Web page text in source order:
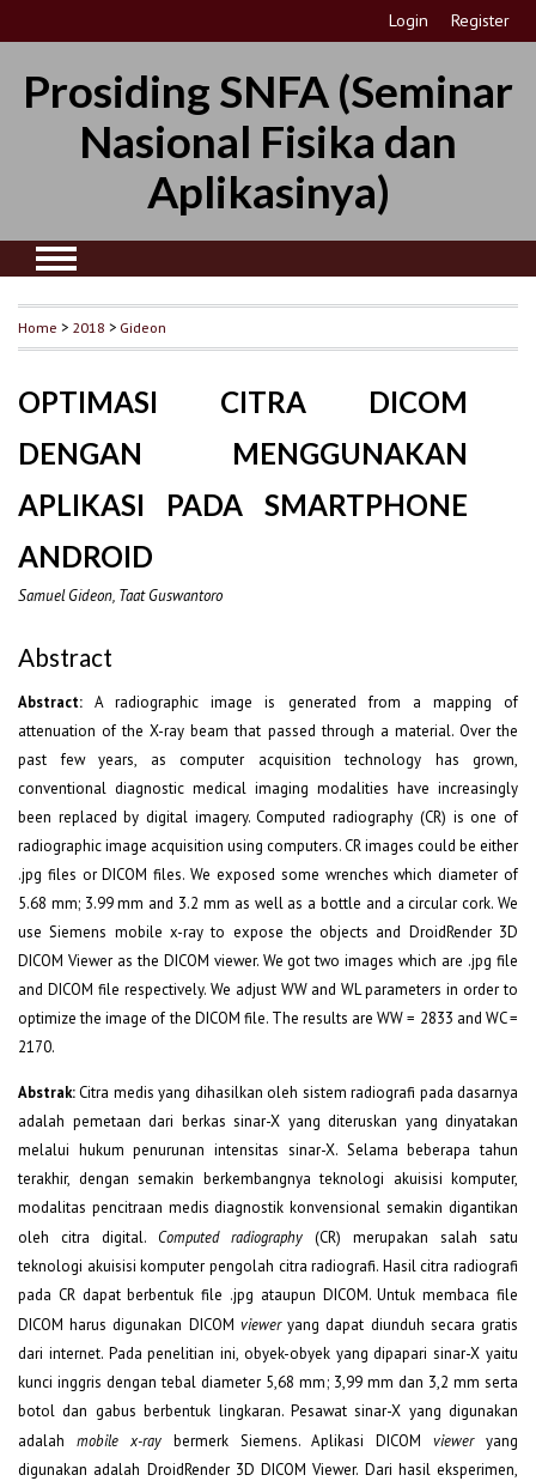
Login Register
Prosiding SNFA (Seminar
Nasional Fisika dan
Aplikasinya)
Home > 2018 > Gideon
OPTIMASI CITRA DICOM
DENGAN MENGGUNAKAN
APLIKASI PADA SMARTPHONE
ANDROID
Samuel Gideon, Taat Guswantoro
Abstract
Abstract: A radiographic image is generated from a mapping of
attenuation of the X-ray beam that passed through a material. Over the
past few years, as computer acquisition technology has grown,
conventional diagnostic medical imaging modalities have increasingly
been replaced by digital imagery. Computed radiography (CR) is one of
radiographic image acquisition using computers. CR images could be either
.jpg files or DICOM files. We exposed some wrenches which diameter of
5.68 mm; 3.99 mm and 3.2 mm as well as a bottle and a circular cork. We
use Siemens mobile x-ray to expose the objects and DroidRender 3D
DICOM Viewer as the DICOM viewer. We got two images which are .jpg file
and DICOM file respectively. We adjust WW and WL parameters in order to
optimize the image of the DICOM file. The results are WW = 2833 and WC =
2170.
Abstrak:Citra medis yang dihasilkan oleh sistem radiografi pada dasarnya
adalah pemetaan dari berkas sinar-X yang diteruskan yang dinyatakan
melalui hukum penurunan intensitas sinar-X. Selama beberapa tahun
terakhir, dengan semakin berkembangnya teknologi akuisisi komputer,
modalitas pencitraan medis diagnostik konvensional semakin digantikan
oleh citra digital. Computed radiography (CR) merupakan salah satu
teknologi akuisisi komputer pengolah citra radiografi. Hasil citra radiografi
pada CR dapat berbentuk file .jpg ataupun DICOM. Untuk membaca file
DICOM harus digunakan DICOM vieweryang dapat diunduh secara gratis
dari internet. Pada penelitian ini, obyek-obyek yang dipapari sinar-X yaitu
kunci inggris dengan tebal diameter 5,68 mm; 3,99 mm dan 3,2 mm serta
botol dan gabus berbentuk lingkaran. Pesawat sinar-X yang digunakan
adalah mobile x-raybermerk Siemens. Aplikasi DICOMviewer yang
digunakan adalah DroidRender 3D DICOM Viewer. Dari hasil eksperimen,